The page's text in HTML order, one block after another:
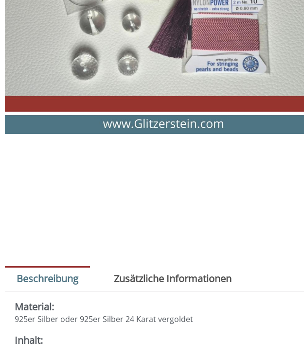
Beschreibung Zusätzliche Informationen
Material:
925er Silber oder 925er Silber 24 Karat vergoldet
Inhalt: